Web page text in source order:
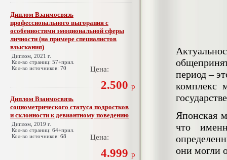
Диплом Взаимосвязь
профессионального выгорания с
особенностями эмоциональной сферы
личности (на примере специалистов
взыскания)
Диплом, 2021 г.
Кол-во страниц: 57+прил.
Кол-во источников: 70
Цена:
2.500 р
Диплом Взаимосвязь
социометрического статуса подростков
и склонности к девиантному поведению
Диплом, 2019 г.
Кол-во страниц: 64+прил.
Кол-во источников: 68
Цена:
4.999 р
период –
комплекс
Японская
что
они могли